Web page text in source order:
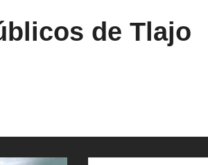
de Tlajo